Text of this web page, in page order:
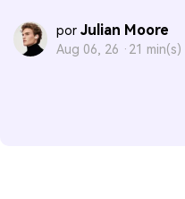
por Julian Moore
Aug 06, 26 · 21 min(s)